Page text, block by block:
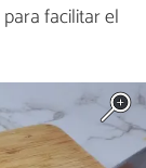
para facilitar el